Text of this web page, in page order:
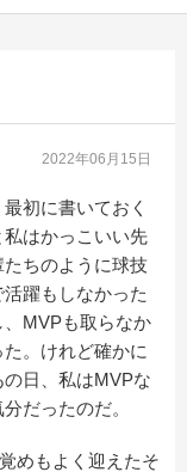
2022年06月15日
初に書いておく
私はかっこいい先
たちのように球技
活躍もしなかった
、MVPも取らなか
た。けれど確かに
の日、私はMVPな
分だったのだ。
めもよく迎えたそ